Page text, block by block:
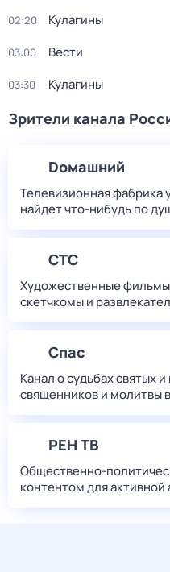
02:20 Кулагины
03:00 Вести
03:30 Кулагины
Зрители канала
Dомашний
Телевизионная фабрика
найдет что‑нибудь по
СТС
Художественные
скетчкомы и
Спас
Канал о судьбах святых
священников и молитвы
РЕН ТВ
Общественно-
контентом для активной